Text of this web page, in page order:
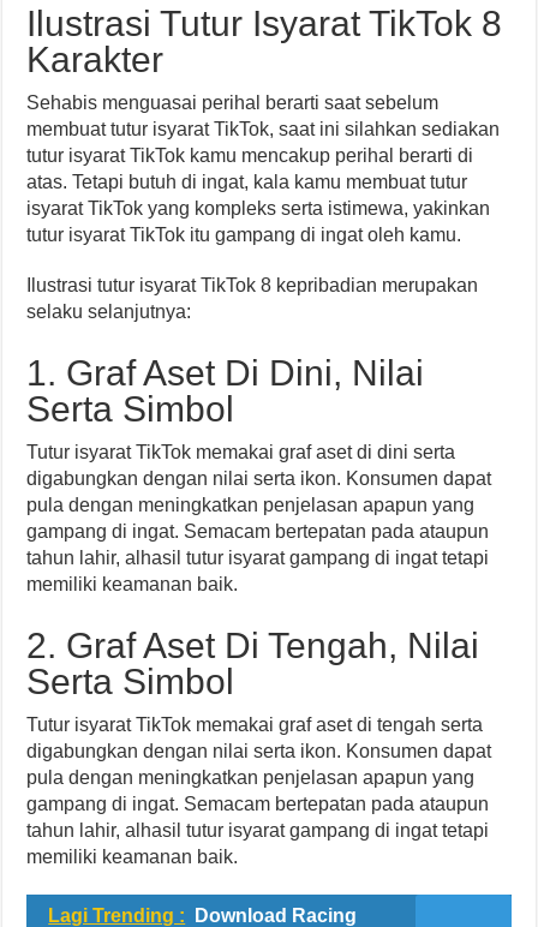
Ilustrasi Tutur Isyarat TikTok 8
Karakter
Sehabis menguasai perihal berarti saat sebelum
membuat tutur isyarat TikTok, saat ini silahkan sediakan
tutur isyarat TikTok kamu mencakup perihal berarti di
atas. Tetapi butuh di ingat, kala kamu membuat tutur
isyarat TikTok yang kompleks serta istimewa, yakinkan
tutur isyarat TikTok itu gampang di ingat oleh kamu.
Ilustrasi tutur isyarat TikTok 8 kepribadian merupakan
selaku selanjutnya:
1. Graf Aset Di Dini, Nilai
Serta Simbol
Tutur isyarat TikTok memakai graf aset di dini serta
digabungkan dengan nilai serta ikon. Konsumen dapat
pula dengan meningkatkan penjelasan apapun yang
gampang di ingat. Semacam bertepatan pada ataupun
tahun lahir, alhasil tutur isyarat gampang di ingat tetapi
memiliki keamanan baik.
2. Graf Aset Di Tengah, Nilai
Serta Simbol
Tutur isyarat TikTok memakai graf aset di tengah serta
digabungkan dengan nilai serta ikon. Konsumen dapat
pula dengan meningkatkan penjelasan apapun yang
gampang di ingat. Semacam bertepatan pada ataupun
tahun lahir, alhasil tutur isyarat gampang di ingat tetapi
memiliki keamanan baik.
Lagi Trending :
Download Racing